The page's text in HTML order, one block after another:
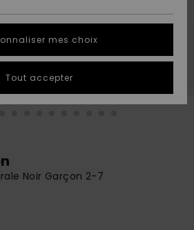
rapide
Noir Garçon 2-7
mes choix
Tout accepter